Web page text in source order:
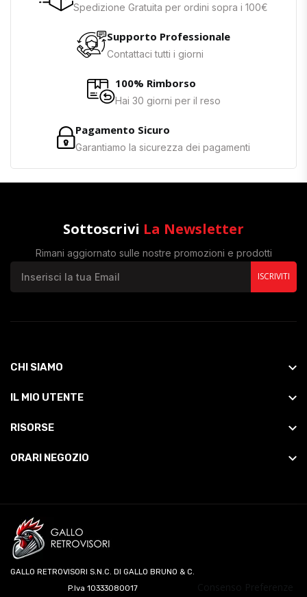
Spedizione Gratuita per ordini sopra i 100€
Supporto Professionale
Contattaci tutti i giorni
100% Rimborso
Hai 30 giorni per il reso
Pagamento Sicuro
Garantiamo la sicurezza dei pagamenti
Sottoscrivi La Newsletter
Rimani aggiornato sulle nostre promozioni e prodotti
ISCRIVITI
CHI SIAMO
IL MIO UTENTE
RISORSE
ORARI NEGOZIO
GALLO RETROVISORI S.N.C. DI GALLO BRUNO & C.
P.Iva 10333080017